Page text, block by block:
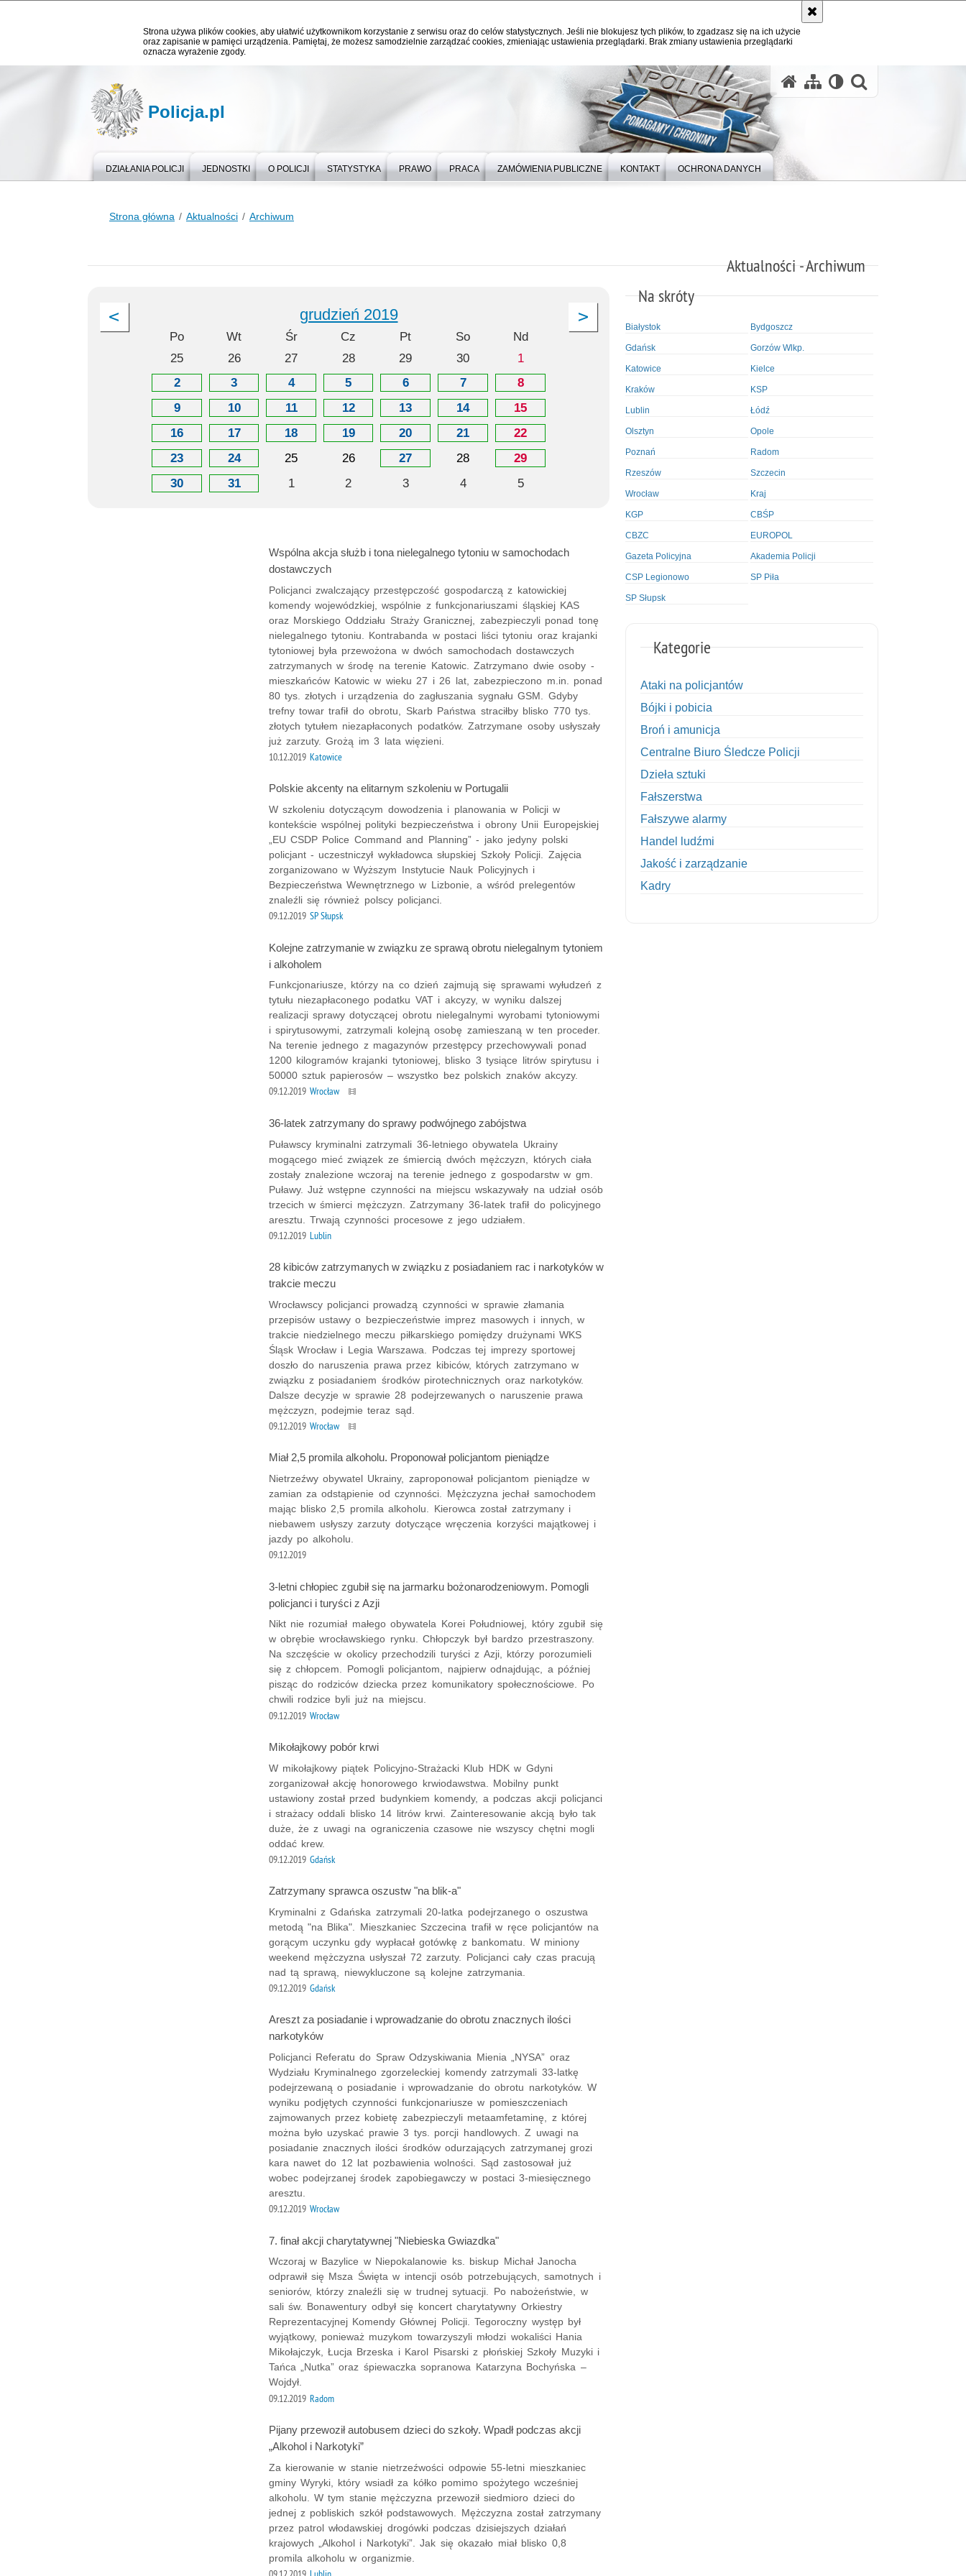
Strona używa plików cookies, aby ułatwić użytkownikom korzystanie z serwisu oraz do celów statystycznych. Jeśli nie blokujesz tych plików, to zgadzasz się na ich użycie
oraz zapisanie w pamięci urządzenia. Pamiętaj, że możesz samodzielnie zarządzać cookies, zmieniając ustawienia przeglądarki. Brak zmiany ustawienia przeglądarki
oznacza wyrażenie zgody.
Policja.pl
DZIAŁANIA POLICJI JEDNOSTKI O POLICJI STATYSTYKA PRAWO PRACA ZAMÓWIENIA PUBLICZNE KONTAKT OCHRONA DANYCH
Strona główna Aktualności Archiwum
Aktualności - Archiwum
grudzień 2019
Po Wt Śr Cz Pt So
Nd
25
26 27 28 29 30
1
2
3 4 5 6 7
8
9
10 11 12 13 14
15
16
17 18 19 20 21
22
23
24 25 26 27 28
29
30
31 1 2 3 4 5
Wspólna akcja służb i tona nielegalnego tytoniu w samochodach
dostawczych
Policjanci zwalczający przestępczość gospodarczą z katowickiej
komendy wojewódzkiej, wspólnie z funkcjonariuszami śląskiej KAS
oraz Morskiego Oddziału Straży Granicznej, zabezpieczyli ponad tonę
nielegalnego tytoniu. Kontrabanda w postaci liści tytoniu oraz krajanki
tytoniowej była przewożona w dwóch samochodach dostawczych
zatrzymanych w środę na terenie Katowic. Zatrzymano dwie osoby -
mieszkańców Katowic w wieku 27 i 26 lat, zabezpieczono m.in. ponad
80 tys. złotych i urządzenia do zagłuszania sygnału GSM. Gdyby
trefny towar trafił do obrotu, Skarb Państwa straciłby blisko 770 tys.
złotych tytułem niezapłaconych podatków. Zatrzymane osoby usłyszały
już zarzuty. Grożą im 3 lata więzieni.
10.12.2019 Katowice
Polskie akcenty na elitarnym szkoleniu w Portugalii
W szkoleniu dotyczącym dowodzenia i planowania w Policji w
kontekście wspólnej polityki bezpieczeństwa i obrony Unii Europejskiej
„EU CSDP Police Command and Planning” - jako jedyny polski
policjant - uczestniczył wykładowca słupskiej Szkoły Policji. Zajęcia
zorganizowano w Wyższym Instytucie Nauk Policyjnych i
Bezpieczeństwa Wewnętrznego w Lizbonie, a wśród prelegentów
znaleźli się również polscy policjanci.
09.12.2019 SP Słupsk
Kolejne zatrzymanie w związku ze sprawą obrotu nielegalnym tytoniem
i alkoholem
Funkcjonariusze, którzy na co dzień zajmują się sprawami wyłudzeń z
tytułu niezapłaconego podatku VAT i akcyzy, w wyniku dalszej
realizacji sprawy dotyczącej obrotu nielegalnymi wyrobami tytoniowymi
i spirytusowymi, zatrzymali kolejną osobę zamieszaną w ten proceder.
Na terenie jednego z magazynów przestępcy przechowywali ponad
1200 kilogramów krajanki tytoniowej, blisko 3 tysiące litrów spirytusu i
50000 sztuk papierosów – wszystko bez polskich znaków akcyzy.
09.12.2019 Wrocław
36-latek zatrzymany do sprawy podwójnego zabójstwa
Puławscy kryminalni zatrzymali 36-letniego obywatela Ukrainy
mogącego mieć związek ze śmiercią dwóch mężczyzn, których ciała
zostały znalezione wczoraj na terenie jednego z gospodarstw w gm.
Puławy. Już wstępne czynności na miejscu wskazywały na udział osób
trzecich w śmierci mężczyzn. Zatrzymany 36-latek trafił do policyjnego
aresztu. Trwają czynności procesowe z jego udziałem.
09.12.2019 Lublin
28 kibiców zatrzymanych w związku z posiadaniem rac i narkotyków w
trakcie meczu
Wrocławscy policjanci prowadzą czynności w sprawie złamania
przepisów ustawy o bezpieczeństwie imprez masowych i innych, w
trakcie niedzielnego meczu piłkarskiego pomiędzy drużynami WKS
Śląsk Wrocław i Legia Warszawa. Podczas tej imprezy sportowej
doszło do naruszenia prawa przez kibiców, których zatrzymano w
związku z posiadaniem środków pirotechnicznych oraz narkotyków.
Dalsze decyzje w sprawie 28 podejrzewanych o naruszenie prawa
mężczyzn, podejmie teraz sąd.
09.12.2019 Wrocław
Miał 2,5 promila alkoholu. Proponował policjantom pieniądze
Nietrzeźwy obywatel Ukrainy, zaproponował policjantom pieniądze w
zamian za odstąpienie od czynności. Mężczyzna jechał samochodem
mając blisko 2,5 promila alkoholu. Kierowca został zatrzymany i
niebawem usłyszy zarzuty dotyczące wręczenia korzyści majątkowej i
jazdy po alkoholu.
09.12.2019
3-letni chłopiec zgubił się na jarmarku bożonarodzeniowym. Pomogli
policjanci i turyści z Azji
Nikt nie rozumiał małego obywatela Korei Południowej, który zgubił się
w obrębie wrocławskiego rynku. Chłopczyk był bardzo przestraszony.
Na szczęście w okolicy przechodzili turyści z Azji, którzy porozumieli
się z chłopcem. Pomogli policjantom, najpierw odnajdując, a później
pisząc do rodziców dziecka przez komunikatory społecznościowe. Po
chwili rodzice byli już na miejscu.
09.12.2019 Wrocław
Mikołajkowy pobór krwi
W mikołajkowy piątek Policyjno-Strażacki Klub HDK w Gdyni
zorganizował akcję honorowego krwiodawstwa. Mobilny punkt
ustawiony został przed budynkiem komendy, a podczas akcji policjanci
i strażacy oddali blisko 14 litrów krwi. Zainteresowanie akcją było tak
duże, że z uwagi na ograniczenia czasowe nie wszyscy chętni mogli
oddać krew.
09.12.2019 Gdańsk
Zatrzymany sprawca oszustw "na blik-a"
Kryminalni z Gdańska zatrzymali 20-latka podejrzanego o oszustwa
metodą "na Blika". Mieszkaniec Szczecina trafił w ręce policjantów na
gorącym uczynku gdy wypłacał gotówkę z bankomatu. W miniony
weekend mężczyzna usłyszał 72 zarzuty. Policjanci cały czas pracują
nad tą sprawą, niewykluczone są kolejne zatrzymania.
09.12.2019 Gdańsk
Areszt za posiadanie i wprowadzanie do obrotu znacznych ilości
narkotyków
Policjanci Referatu do Spraw Odzyskiwania Mienia „NYSA” oraz
Wydziału Kryminalnego zgorzeleckiej komendy zatrzymali 33-latkę
podejrzewaną o posiadanie i wprowadzanie do obrotu narkotyków. W
wyniku podjętych czynności funkcjonariusze w pomieszczeniach
zajmowanych przez kobietę zabezpieczyli metaamfetaminę, z której
można było uzyskać prawie 3 tys. porcji handlowych. Z uwagi na
posiadanie znacznych ilości środków odurzających zatrzymanej grozi
kara nawet do 12 lat pozbawienia wolności. Sąd zastosował już
wobec podejrzanej środek zapobiegawczy w postaci 3-miesięcznego
aresztu.
09.12.2019 Wrocław
7. finał akcji charytatywnej "Niebieska Gwiazdka"
Wczoraj w Bazylice w Niepokalanowie ks. biskup Michał Janocha
odprawił się Msza Święta w intencji osób potrzebujących, samotnych i
seniorów, którzy znaleźli się w trudnej sytuacji. Po nabożeństwie, w
sali św. Bonawentury odbył się koncert charytatywny Orkiestry
Reprezentacyjnej Komendy Głównej Policji. Tegoroczny występ był
wyjątkowy, ponieważ muzykom towarzyszyli młodzi wokaliści Hania
Mikołajczyk, Łucja Brzeska i Karol Pisarski z płońskiej Szkoły Muzyki i
Tańca „Nutka” oraz śpiewaczka sopranowa Katarzyna Bochyńska –
Wojdył.
09.12.2019 Radom
Pijany przewoził autobusem dzieci do szkoły. Wpadł podczas akcji
„Alkohol i Narkotyki”
Za kierowanie w stanie nietrzeźwości odpowie 55-letni mieszkaniec
gminy Wyryki, który wsiadł za kółko pomimo spożytego wcześniej
alkoholu. W tym stanie mężczyzna przewoził siedmioro dzieci do
jednej z pobliskich szkół podstawowych. Mężczyzna został zatrzymany
przez patrol włodawskiej drogówki podczas dzisiejszych działań
krajowych „Alkohol i Narkotyki”. Jak się okazało miał blisko 0,8
promila alkoholu w organizmie.
Na skróty
Białystok Bydgoszcz
Gdańsk Gorzów Wlkp.
Katowice Kielce
Kraków KSP
Lublin Łódź
Olsztyn Opole
Poznań Radom
Rzeszów Szczecin
Wrocław Kraj
KGP CBŚP
CBZC EUROPOL
Gazeta Policyjna Akademia Policji
CSP Legionowo SP Piła
SP Słupsk
Kategorie
Ataki na policjantów
Bójki i pobicia
Broń i amunicja
Centralne Biuro Śledcze Policji
Dzieła sztuki
Fałszerstwa
Fałszywe alarmy
Handel ludźmi
Jakość i zarządzanie
Kadry